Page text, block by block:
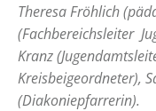
Theresa Fröhlich
(Fachbereichsleiter
Kranz
Kreisbeigeordneter),
(Diakoniepfarrerin).